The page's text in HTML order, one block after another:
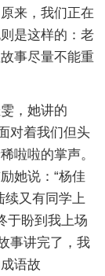
来，我们正在
是这样的：老
事尽量不能重
，她讲的
对着我们但头
啦啦的掌声。
她说：“杨佳
续又有同学上
于盼到我上场
事讲完了，我
语故